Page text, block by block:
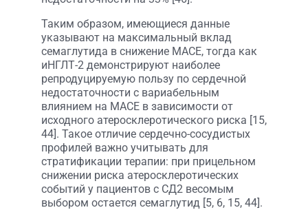
Таким образом, имеющиеся данные
указывают на максимальный вклад
семаглутида в снижение MACE, тогда как
иНГЛТ-2 демонстрируют наиболее
репродуцируемую пользу по сердечной
недостаточности с вариабельным
влиянием на MACE в зависимости от
исходного атеросклеротического риска [15,
44]. Такое отличие сердечно-сосудистых
профилей важно учитывать для
стратификации терапии: при прицельном
снижении риска атеросклеротических
событий у пациентов с СД2 весомым
выбором остается семаглутид [5, 6, 15, 44].